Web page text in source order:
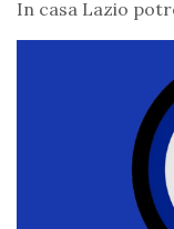
In casa Lazio